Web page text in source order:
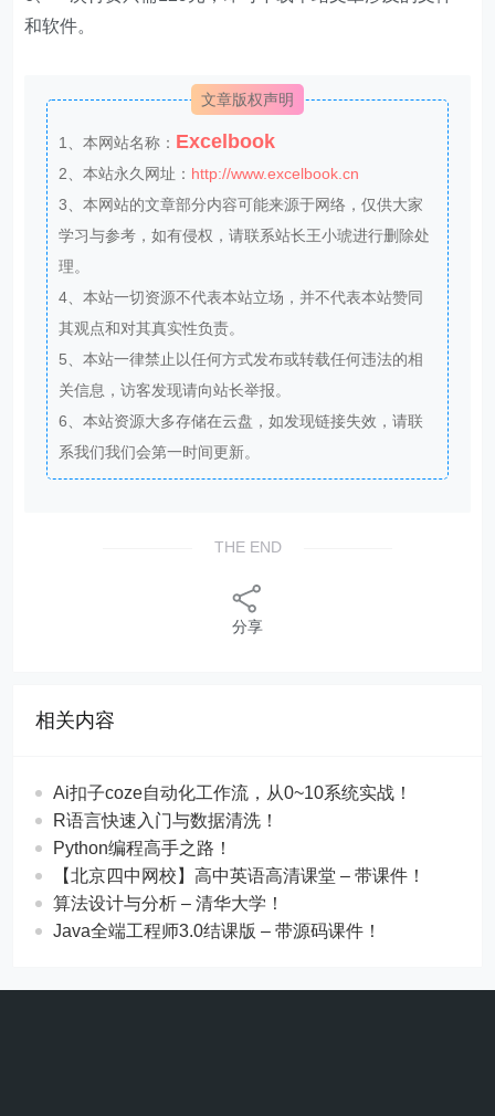
和软件。
文章版权声明
1、本网站名称： Excelbook
2、本站永久网址： http://www.excelbook.cn
3、本网站的文章部分内容可能来源于网络，仅供大家
学习与参考，如有侵权，请联系站长王小琥进行删除处
理。
4、本站一切资源不代表本站立场，并不代表本站赞同
其观点和对其真实性负责。
5、本站一律禁止以任何方式发布或转载任何违法的相
关信息，访客发现请向站长举报。
6、本站资源大多存储在云盘，如发现链接失效，请联
系我们我们会第一时间更新。
THE END
分享
相关内容
Ai扣子coze自动化工作流，从0~10系统实战！
R语言快速入门与数据清洗！
Python编程高手之路！
【北京四中网校】高中英语高清课堂 – 带课件！
算法设计与分析 – 清华大学！
Java全端工程师3.0结课版 – 带源码课件！